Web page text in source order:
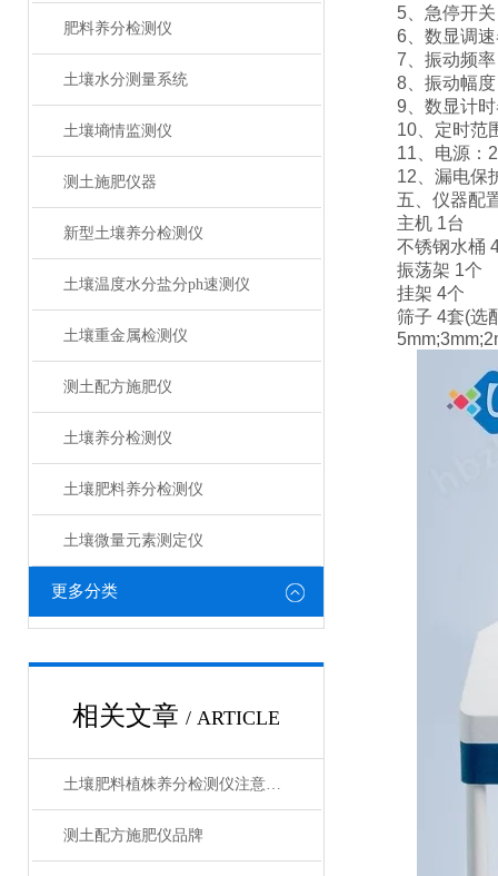
肥料养分检测仪
土壤水分测量系统
土壤墒情监测仪
测土施肥仪器
新型土壤养分检测仪
土壤温度水分盐分ph速测仪
土壤重金属检测仪
测土配方施肥仪
土壤养分检测仪
土壤肥料养分检测仪​
土壤微量元素测定仪
更多分类
相关文章 / ARTICLE
土壤肥料植株养分检测仪注意事项
测土配方施肥仪品牌
5、急停开关
6、数显调速
7、振动频率
8、振动幅度
9、数显计时
10、定时范
11、电源：
12、漏电保
五、仪器配
主机 1台
不锈钢水桶
振荡架 1个
挂架 4个
筛子 4套(选